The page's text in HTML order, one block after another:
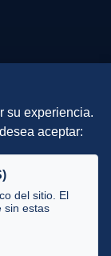
su experiencia.
aceptar:
del sitio. El
sin estas